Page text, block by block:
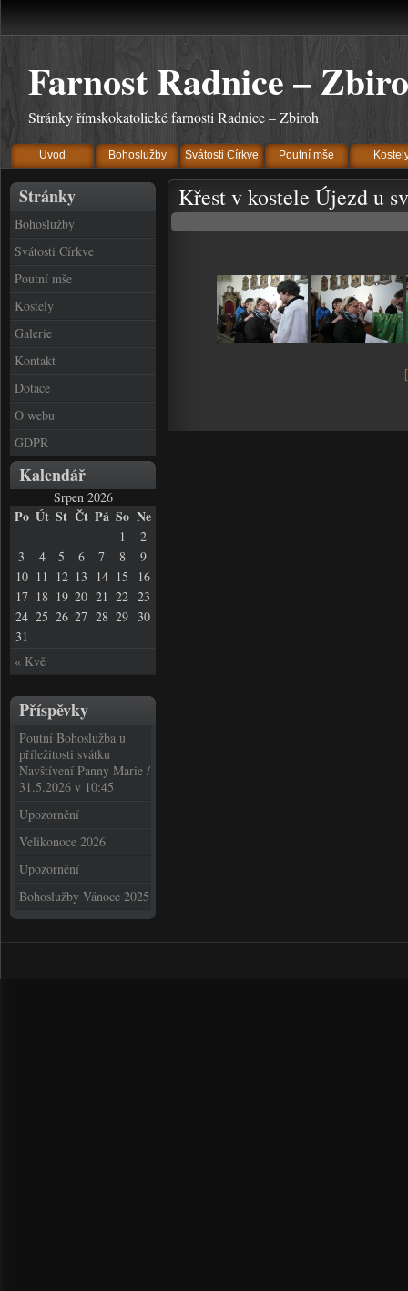
Farnost Radnice –
Stránky římskokatolické farnosti Radnice – Zbiroh
Uvod Bohoslužby Svátosti Církve Poutní mše
Stránky
Bohoslužby
Svátosti Církve
Poutní mše
Kostely
Galerie
Kontakt
Dotace
O webu
GDPR
Kalendář
Srpen 2026
Po Út St Čt Pá So Ne
1
2
3
4 5 6 7 8
9
10 11 12 13 14 15
16
17 18 19 20 21 22 23
24 25 26 27 28 29 30
31
« Kvě
Příspěvky
Poutní Bohoslužba u
příležitosti svátku
Navštívení Panny Marie /
31.5.2026 v 10:45
Upozornění
Velikonoce 2026
Upozornění
Bohoslužby Vánoce 2025
Křest v kostele Újezd u